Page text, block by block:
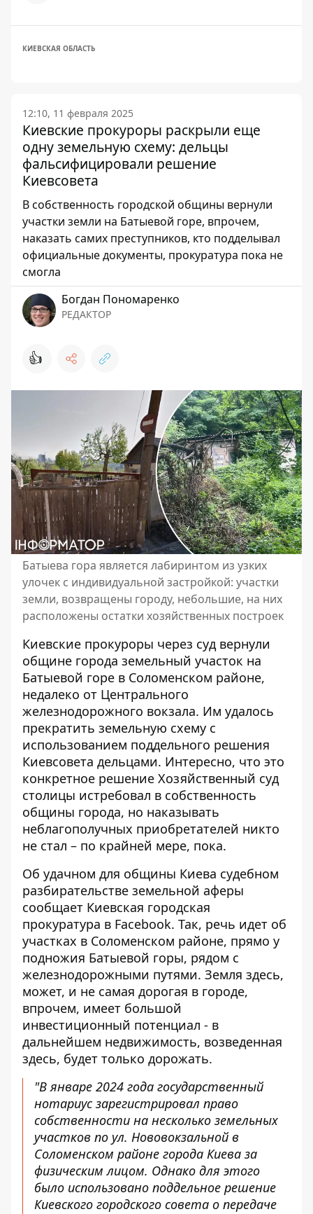
КИЕВСКАЯ ОБЛАСТЬ
12:10, 11 февраля 2025
Киевские прокуроры раскрыли еще
одну земельную схему: дельцы
фальсифицировали решение
Киевсовета
В собственность городской общины вернули
участки земли на Батыевой горе, впрочем,
наказать самих преступников, кто подделывал
официальные документы, прокуратура пока не
смогла
Богдан Пономаренко
РЕДАКТОР
👍
Батыева гора является лабиринтом из узких
улочек с индивидуальной застройкой: участки
земли, возвращены городу, небольшие, на них
расположены остатки хозяйственных построек
Киевские прокуроры через суд вернули
общине города земельный участок на
Батыевой горе в Соломенском районе,
недалеко от Центрального
железнодорожного вокзала. Им удалось
прекратить земельную схему с
использованием поддельного решения
Киевсовета дельцами. Интересно, что это
конкретное решение Хозяйственный суд
столицы истребовал в собственность
общины города, но наказывать
неблагополучных приобретателей никто
не стал – по крайней мере, пока.
Об удачном для общины Киева судебном
разбирательстве земельной аферы
сообщает Киевская городская
прокуратура в Facebook. Так, речь идет об
участках в Соломенском районе, прямо у
подножия Батыевой горы, рядом с
железнодорожными путями. Земля здесь,
может, и не самая дорогая в городе,
впрочем, имеет большой
инвестиционный потенциал - в
дальнейшем недвижимость, возведенная
здесь, будет только дорожать.
"В январе 2024 года государственный
нотариус зарегистрировал право
собственности на несколько земельных
участков по ул. Нововокзальной в
Соломенском районе города Киева за
физическим лицом. Однако для этого
было использовано поддельное решение
Киевского городского совета о передаче